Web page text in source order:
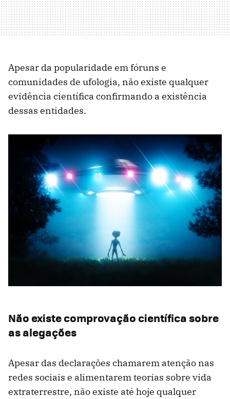
Apesar da popularidade em fóruns e
comunidades de ufologia, não existe qualquer
evidência científica confirmando a existência
dessas entidades.
Não existe comprovação científica sobre
as alegações
Apesar das declarações chamarem atenção nas
redes sociais e alimentarem teorias sobre vida
extraterrestre, não existe até hoje qualquer